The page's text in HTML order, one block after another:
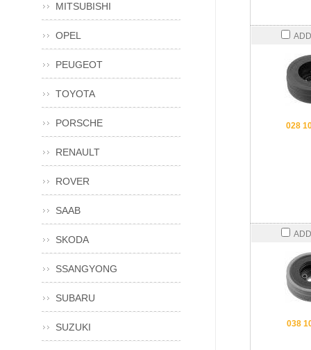
028
038
MITSUBISHI
OPEL
PEUGEOT
TOYOTA
PORSCHE
RENAULT
ROVER
SAAB
SKODA
SSANGYONG
SUBARU
SUZUKI